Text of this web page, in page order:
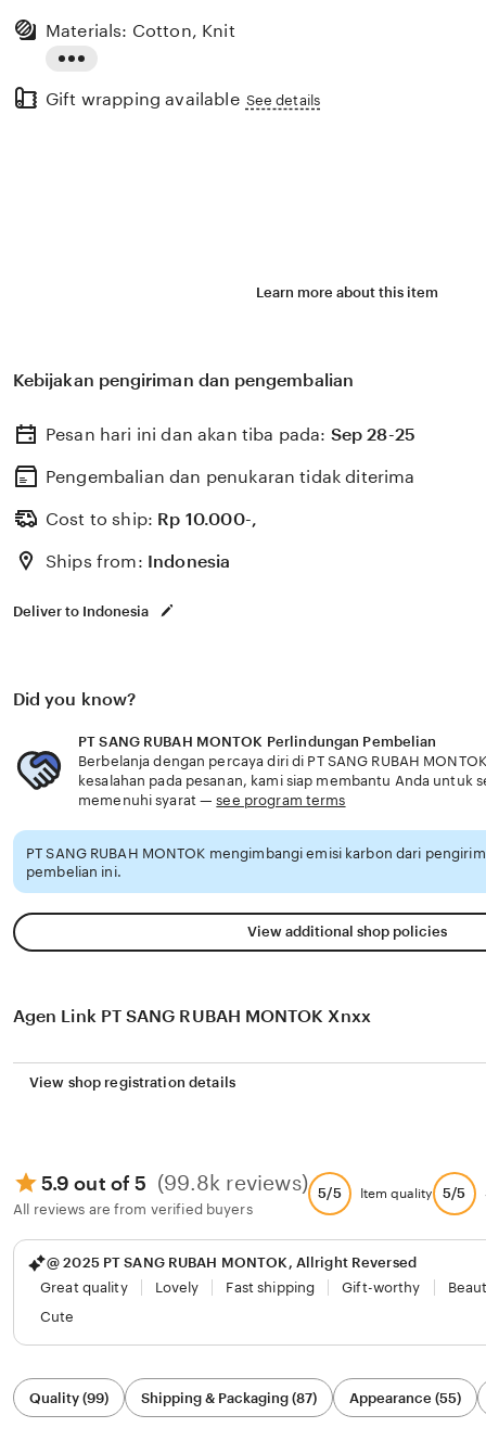
the
Materials: Cotton, Knit
Gift wrapping available See details
Learn more about this item
Kebijakan pengiriman dan pengembalian
Pesan hari ini dan akan tiba pada: Sep 28-25
Pengembalian dan penukaran tidak diterima
Cost to ship: Rp 10.000-,
Ships from: Indonesia
Deliver to Indonesia
Did you know?
PT SANG RUBAH MONTOK Perlindungan Pembelian
Berbelanja dengan percaya diri di PT SANG RUBAH
kesalahan pada pesanan, kami siap membantu Anda untuk
memenuhi syarat —see program terms
PT SANG RUBAH MONTOK mengimbangi emisi karbon dari
pembelian ini.
View additional shop policies
Agen Link PT SANG RUBAH MONTOK Xnxx
View shop registration details
5.9 out of 5 (99.8k reviews)
All reviews are from verified buyers
5/5 Item quality 5/5
@ 2025 PT SANG RUBAH MONTOK, Allright Reversed
Great quality
Lovely Fast shipping Gift-worthy
Cute
Filter
by
category
Quality (99) Shipping & Packaging (87) Appearance (55)